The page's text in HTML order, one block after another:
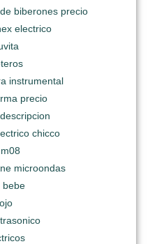
biberones precio
electrico
instrumental
precio
chicco
microondas
bebe